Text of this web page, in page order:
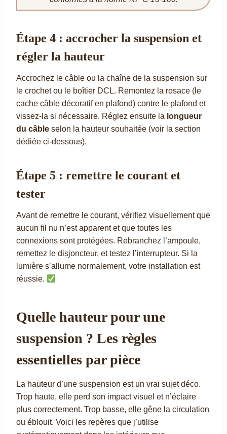
Étape 4 : accrocher la suspension et
régler la hauteur
Accrochez le câble ou la chaîne de la suspension sur
le crochet ou le boîtier DCL. Remontez la rosace (le
cache câble décoratif en plafond) contre le plafond et
vissez-la si nécessaire. Réglez ensuite la longueur
du câble selon la hauteur souhaitée (voir la section
dédiée ci-dessous).
Étape 5 : remettre le courant et
tester
Avant de remettre le courant, vérifiez visuellement que
aucun fil nu n’est apparent et que toutes les
connexions sont protégées. Rebranchez l’ampoule,
remettez le disjoncteur, et testez l’interrupteur. Si la
lumière s’allume normalement, votre installation est
réussie.
Quelle hauteur pour une
suspension ? Les règles
essentielles par pièce
La hauteur d’une suspension est un vrai sujet déco.
Trop haute, elle perd son impact visuel et n’éclaire
plus correctement. Trop basse, elle gêne la circulation
ou éblouit. Voici les repères que j’utilise